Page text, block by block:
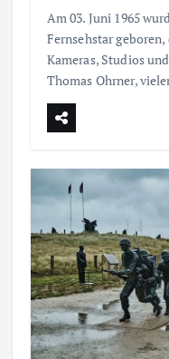
Am 03. Juni 1965
Fernsehstar
Kameras, Studios
Thomas Ohrner,